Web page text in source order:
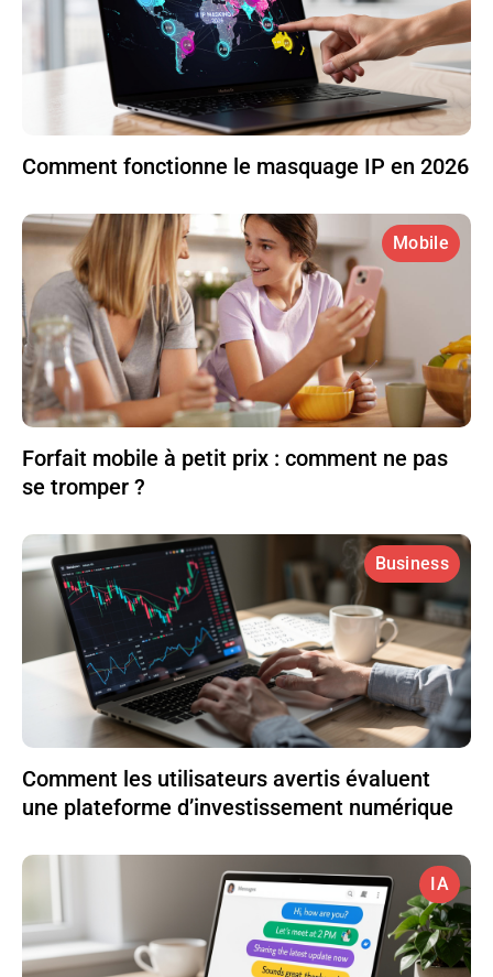
Comment fonctionne le masquage IP en 2026
Mobile
Forfait mobile à petit prix : comment ne pas
se tromper ?
Business
Comment les utilisateurs avertis évaluent
une plateforme d’investissement numérique
IA